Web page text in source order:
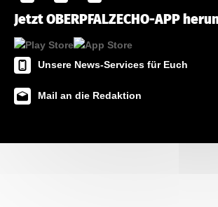
Jetzt OBERPFALZECHO-APP
Unsere News-Services für Euch
Mail an die Redaktion